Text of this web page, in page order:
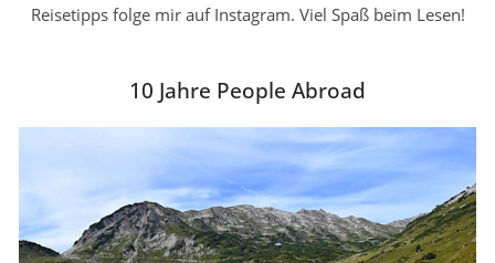
Reisetipps folge mir auf Instagram. Viel Spaß beim Lesen!
10 Jahre People Abroad